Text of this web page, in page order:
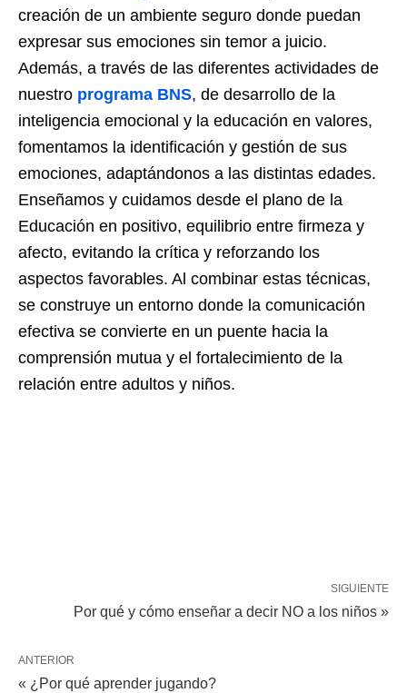
creación de un ambiente seguro donde puedan
expresar sus emociones sin temor a juicio.
Además, a través de las diferentes actividades de
nuestro programa BNS, de desarrollo de la
inteligencia emocional y la educación en valores,
fomentamos la identificación y gestión de sus
emociones, adaptándonos a las distintas edades.
Enseñamos y cuidamos desde el plano de la
Educación en positivo, equilibrio entre firmeza y
afecto, evitando la crítica y reforzando los
aspectos favorables. Al combinar estas técnicas,
se construye un entorno donde la comunicación
efectiva se convierte en un puente hacia la
comprensión mutua y el fortalecimiento de la
relación entre adultos y niños.
SIGUIENTE
Por qué y cómo enseñar a decir NO a los niños »
ANTERIOR
« ¿Por qué aprender jugando?